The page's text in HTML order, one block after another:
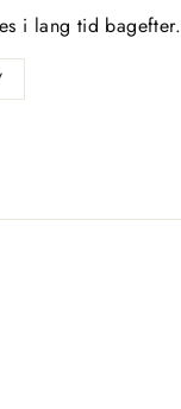
i lang tid bagefter.